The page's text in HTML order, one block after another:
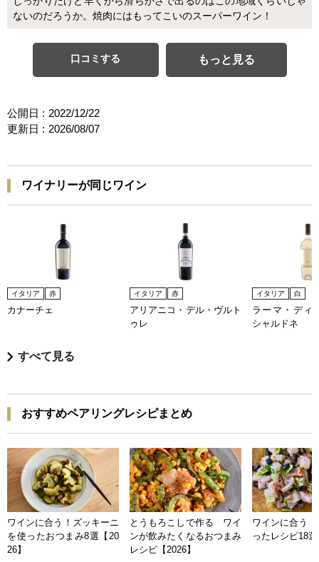
ないのだろうか。焼肉にはもってこいのスーパーワイン！
口コミする もっと見る
公開日 : 2022/12/22
更新日 : 2026/08/07
ワイナリーが同じワイン
イタリア 赤
カナーチェ
イタリア 赤
アリアニコ・デル・ヴルト
ゥレ
イタリア 白
ラーマ・ディ
シャルドネ
すべて見る
おすすめペアリングレシピまとめ
ワインに合う！ズッキーニ
を使ったおつまみ8選【20
26】
とうもろこしで作る ワイ
ンが飲みたくなるおつまみ
レシピ【2026】
ワインに合う
ったレシピ18